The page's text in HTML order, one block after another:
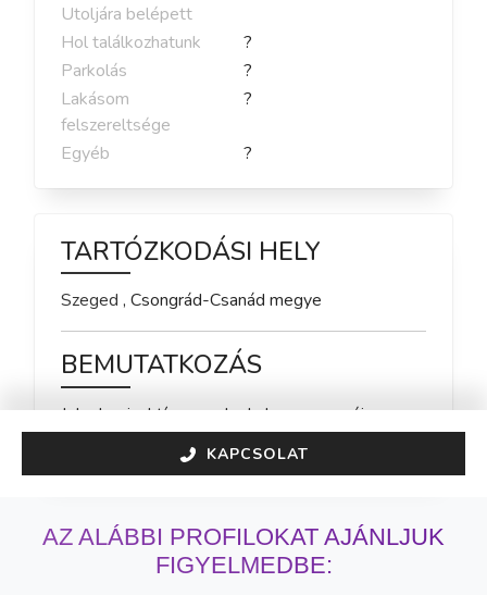
Utoljára belépett
Hol találkozhatunk
?
Parkolás
?
Lakásom
felszereltsége
?
Egyéb ?
TARTÓZKODÁSI HELY
Szeged , Csongrád-Csanád megye
BEMUTATKOZÁS
Jelenleg inaktív vagyok, de hamarosan újra
KAPCSOLAT
AZ ALÁBBI PROFILOKAT AJÁNLJUK
FIGYELMEDBE: